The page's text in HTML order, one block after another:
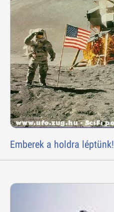
Emberek a holdra léptünk!